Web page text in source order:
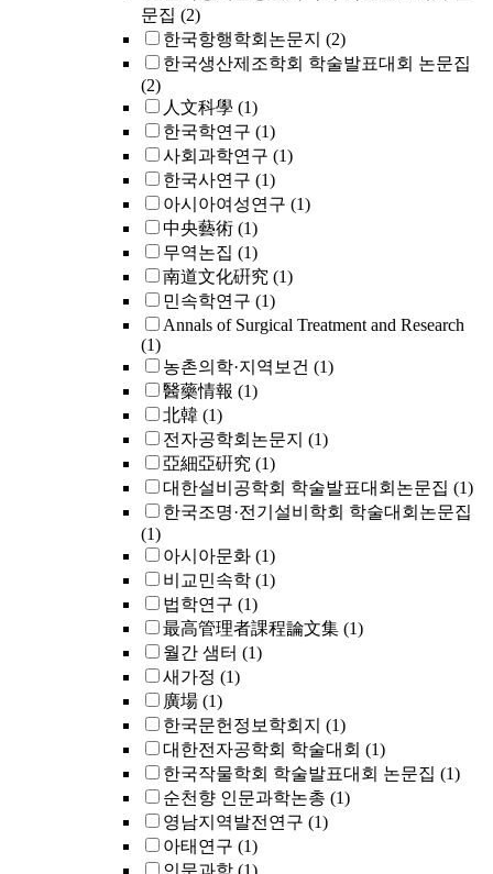
문집 (2)
한국항행학회논문지 (2)
한국생산제조학회 학술발표대회 논문집
(2)
人文科學 (1)
한국학연구 (1)
사회과학연구 (1)
한국사연구 (1)
아시아여성연구 (1)
中央藝術 (1)
무역논집 (1)
南道文化硏究 (1)
민속학연구 (1)
Annals of Surgical Treatment and Research
(1)
농촌의학·지역보건 (1)
醫藥情報 (1)
北韓 (1)
전자공학회논문지 (1)
亞細亞硏究 (1)
대한설비공학회 학술발표대회논문집 (1)
한국조명·전기설비학회 학술대회논문집
(1)
아시아문화 (1)
비교민속학 (1)
법학연구 (1)
最高管理者課程論文集 (1)
월간 샘터 (1)
새가정 (1)
廣場 (1)
한국문헌정보학회지 (1)
대한전자공학회 학술대회 (1)
한국작물학회 학술발표대회 논문집 (1)
순천향 인문과학논총 (1)
영남지역발전연구 (1)
아태연구 (1)
인문과학 (1)